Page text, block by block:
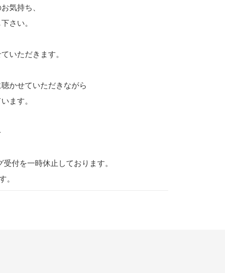
気持ち、
さい。
いただきます。
かせていただきながら
ます。
付を一時休止しております。
。